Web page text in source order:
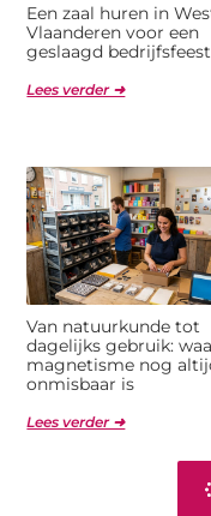
Een zaal huren in
Vlaanderen voor een
geslaagd bedrijfsfeest
Lees verder ➜
Van natuurkunde tot
dagelijks gebruik:
magnetisme nog
onmisbaar is
Lees verder ➜